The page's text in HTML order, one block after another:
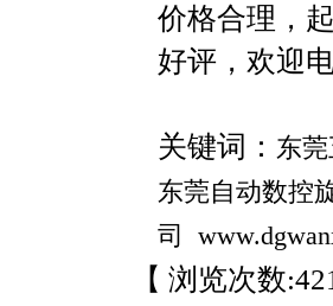
价格合理，
好评，欢迎
关键词： 东
东莞自动数控
司
【 浏览次数: